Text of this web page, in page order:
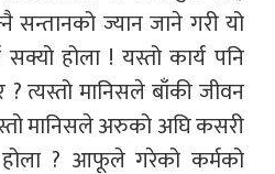
ज्यान जाने गरी यो
होला ! यस्तो कार्य पनि
त्यस्तो मानिसले बाँकी जीवन
मानिसले अरुको अघि कसरी
? आफूले गरेको कर्मको